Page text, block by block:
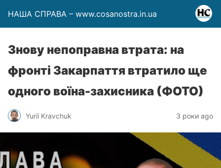
НАША СПРАВА – www.cosanostra.in.ua
Знову непоправна втрата: на
фронті Закарпаття втратило ще
одного воїна-захисника (ФОТО)
Yurii Kravchuk 3 роки ago